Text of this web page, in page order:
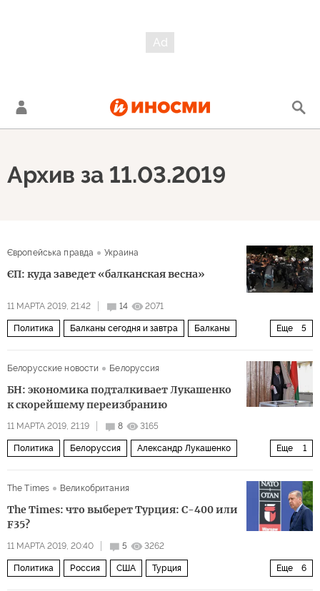
Архив за 11.03.2019
Європейська правда Украина
ЄП: куда заведет «балканская весна»
11 МАРТА 2019, 21:42 14 2071
Еще 5
Политика Балканы сегодня и завтра Балканы
Белорусские новости Белоруссия
БН: экономика подталкивает Лукашенко
к скорейшему переизбранию
11 МАРТА 2019, 21:19 8 3165
Еще 1
Политика Белоруссия Александр Лукашенко
The Times
Великобритания
The Times: что выберет Турция: С-400 или
F35?
11 МАРТА 2019, 20:40 5 3262
Еще 6
Политика Россия США Турция